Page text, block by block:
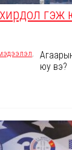
гэж
,
юу вэ?